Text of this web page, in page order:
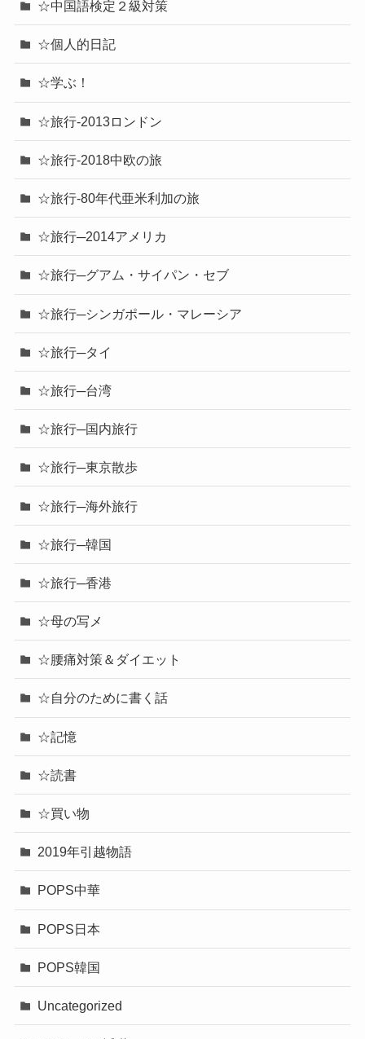
☆中国語検定２級対策
☆個人的日記
☆学ぶ！
☆旅行-2013ロンドン
☆旅行-2018中欧の旅
☆旅行-80年代亜米利加の旅
☆旅行─2014アメリカ
☆旅行─グアム・サイパン・セブ
☆旅行─シンガポール・マレーシア
☆旅行─タイ
☆旅行─台湾
☆旅行─国内旅行
☆旅行─東京散歩
☆旅行─海外旅行
☆旅行─韓国
☆旅行─香港
☆母の写メ
☆腰痛対策＆ダイエット
☆自分のために書く話
☆記憶
☆読書
☆買い物
2019年引越物語
POPS中華
POPS日本
POPS韓国
Uncategorized